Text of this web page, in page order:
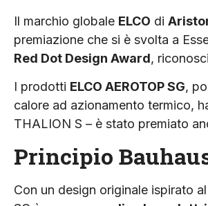
Il marchio globale ELCO di
premiazione che si è svolta a
Red Dot Design Award,
I prodotti ELCO AEROTOP SG,
calore ad azionamento termico,
THALION S – è stato premiato
Principio
Con un design originale ispirato